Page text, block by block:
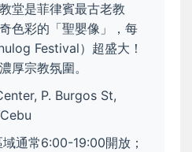
堂是菲律賓最古老教
色彩的「聖嬰像」，每
Festival）超盛大！
厚宗教氛圍。
P. Burgos St,
通常6:00-19:00開放；